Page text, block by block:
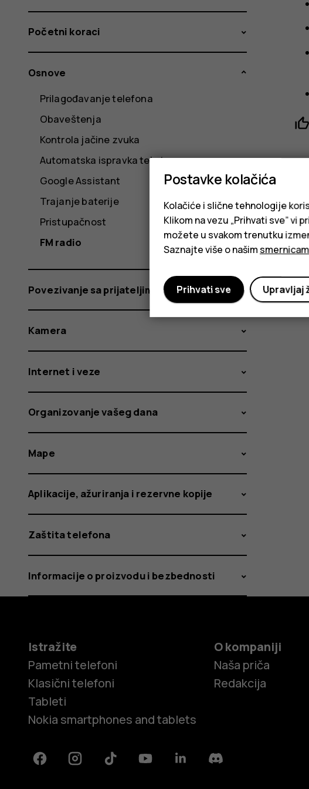
Početni koraci
Osnove
Prilagođavanje telefona
Obaveštenja
Kontrola jačine zvuka
Automatska ispravka teksta
Google Assistant
Trajanje baterije
Pristupačnost
FM radio
Povezivanje sa prijateljima i porodicom
Kamera
Internet i veze
Organizovanje vašeg dana
Mape
Aplikacije, ažuriranja i rezervne kopije
Zaštita telefona
Informacije o proizvodu i bezbednosti
Istražite
Pametni telefoni
Klasični telefoni
Tableti
Nokia smartphones and tablets
O kompaniji
Naša priča
Redakcija
FacebookInstagramTiktok YoutubeLinkedinDiscord
Postavke kolačića
Kolačiće i slične tehnologije
Klikom na vezu „Prihvati sve”
možete u svakom trenutku
Saznajte više o našim
Upravljaj
Prihvati sve